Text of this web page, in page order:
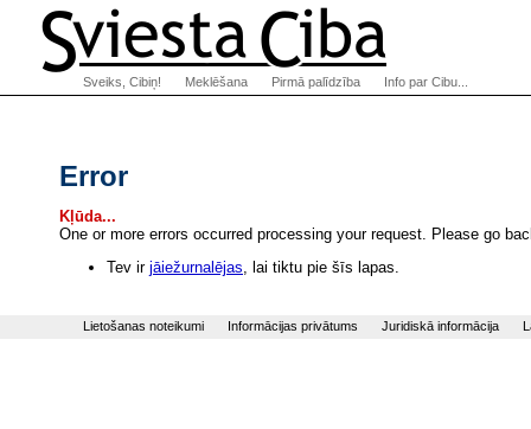
Error
Kļūda...
One or more errors occurred processing your request. Please go
Tev ir jāiežurnalējas, lai tiktu pie šīs lapas.
Sveiks, Cibiņ! Meklēšana Pirmā palīdzība Info par Cibu...
Lietošanas noteikumi Informācijas privātums Juridiskā informācija